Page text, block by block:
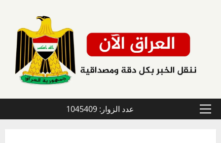
القائمة
عدد الزوار: 1045409